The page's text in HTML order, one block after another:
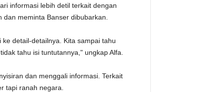
informasi lebih detil terkait dengan
meminta Banser dibubarkan.
detail-detailnya. Kita sampai tahu
tahu isi tuntutannya," ungkap Alfa.
dan menggali informasi. Terkait
tapi ranah negara.